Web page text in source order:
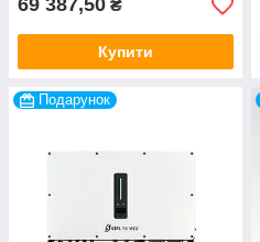
69 387,50 ₴
Купити
Подарунок